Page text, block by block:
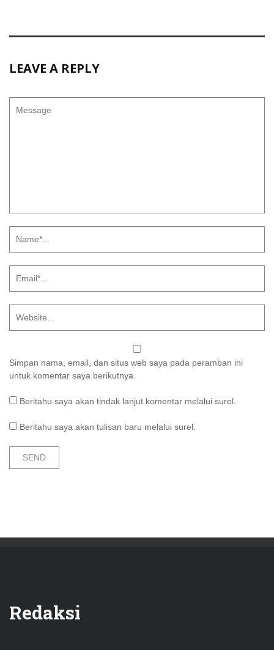
LEAVE A REPLY
Simpan nama, email, dan situs web saya pada peramban ini
untuk komentar saya berikutnya.
Beritahu saya akan tindak lanjut komentar melalui surel.
Beritahu saya akan tulisan baru melalui surel.
Redaksi